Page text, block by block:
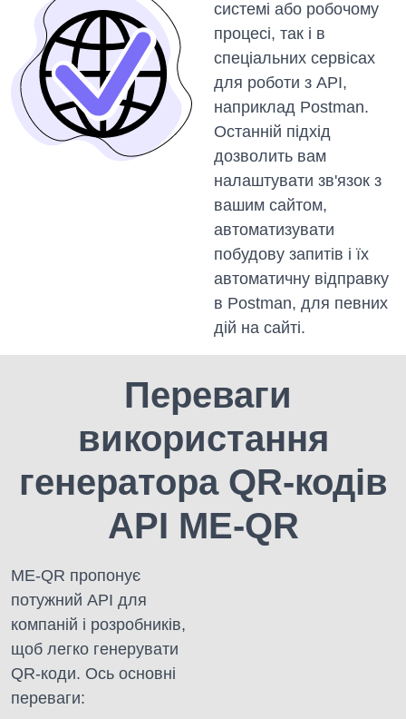
системі або робочому
процесі, так і в
спеціальних сервісах
для роботи з API,
наприклад Postman.
Останній підхід
дозволить вам
налаштувати зв'язок з
вашим сайтом,
автоматизувати
побудову запитів і їх
автоматичну відправку
в Postman, для певних
дій на сайті.
Переваги
використання
генератора QR-кодів
API ME-QR
ME-QR пропонує
потужний API для
компаній і розробників,
щоб легко генерувати
QR-коди. Ось основні
переваги: